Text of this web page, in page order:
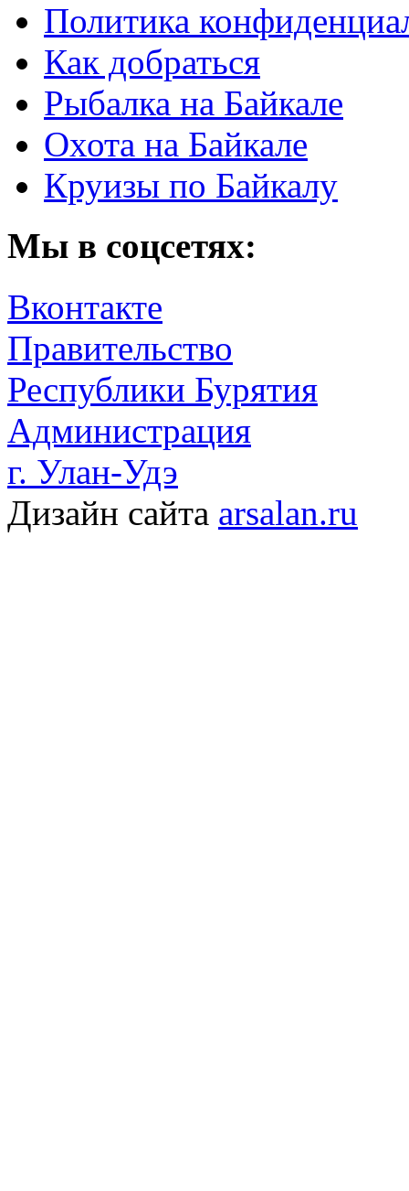
Политика
Как добраться
Рыбалка на Байкале
Охота на Байкале
Круизы по Байкалу
Мы в соцсетях:
Вконтакте
Правительство
Республики Бурятия
Администрация
г. Улан-Удэ
Дизайн сайта arsalan.ru